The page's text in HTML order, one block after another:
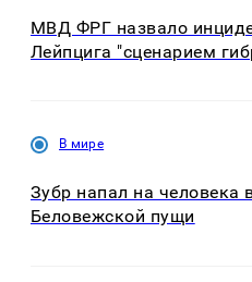
МВД ФРГ назвало
Лейпцига "сценарием
В мире
Зубр напал на человека
Беловежской пущи